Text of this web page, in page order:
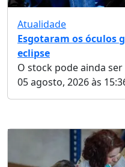
Atualidade
Esgotaram os óculos
eclipse
O stock pode ainda
05 agosto, 2026 às